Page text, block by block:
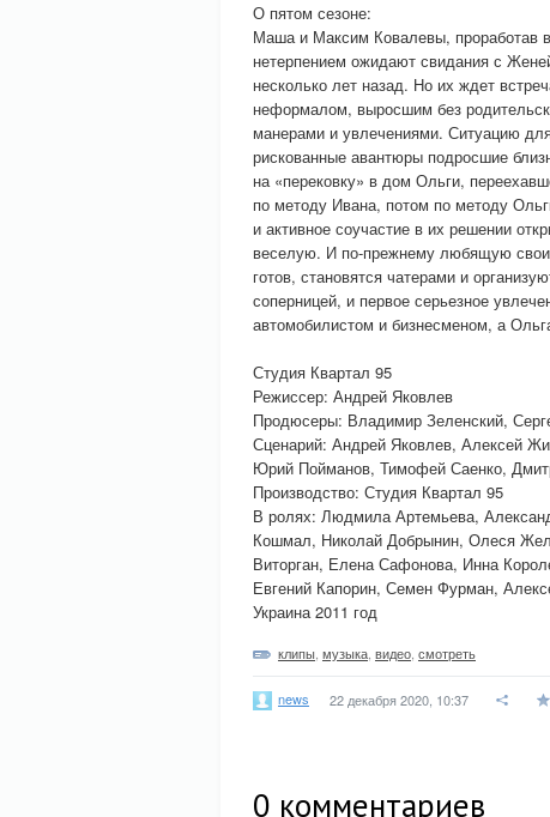
О пятом сезоне:
Маша и Максим Ковалевы, проработав
нетерпением ожидают свидания с
несколько лет назад. Но их ждет
неформалом, выросшим без
манерами и увлечениями. Ситуацию
рискованные авантюры подросшие
на «перековку» в дом Ольги,
по методу Ивана, потом по методу
и активное соучастие в их решении
веселую. И по-прежнему любящую
готов, становятся чатерами и
соперницей, и первое серьезное
автомобилистом и бизнесменом, а
Студия Квартал 95
Режиссер: Андрей Яковлев
Продюсеры: Владимир Зеленский,
Сценарий: Андрей Яковлев, Алексей
Юрий Пойманов, Тимофей Саенко,
Производство: Студия Квартал 95
В ролях: Людмила Артемьева,
Кошмал, Николай Добрынин, Олеся
Виторган, Елена Сафонова, Инна
Евгений Капорин, Семен Фурман,
Украина 2011 год
клипы музыка видео смотреть
news 22 декабря 2020, 10:37
0 комментариев